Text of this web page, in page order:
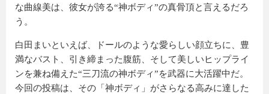
な曲線美は、彼女が誇る“神ボディ”の真骨頂と言えるだろ
う。
白田まいといえば、ドールのような愛らしい顔立ちに、豊
満なバスト、引き締まった腹筋、そして美しいヒップライ
ンを兼ね備えた“三刀流の神ボディ”を武器に大活躍中だ。
今回の投稿は、その「神ボディ」がさらなる高みに達した